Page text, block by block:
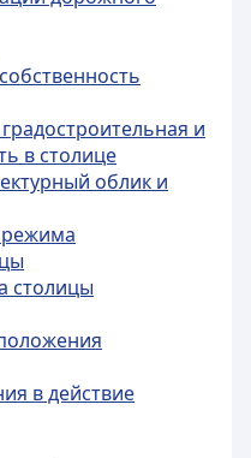
и
в столице
облик и
режима
столицы
в действие